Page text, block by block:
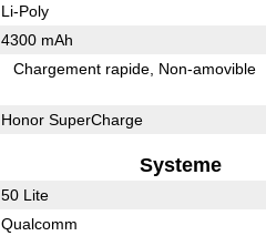
Li-Poly
4300 mAh
Chargement rapide Non-amovible
Honor SuperCharge
Systeme
50 Lite
Qualcomm